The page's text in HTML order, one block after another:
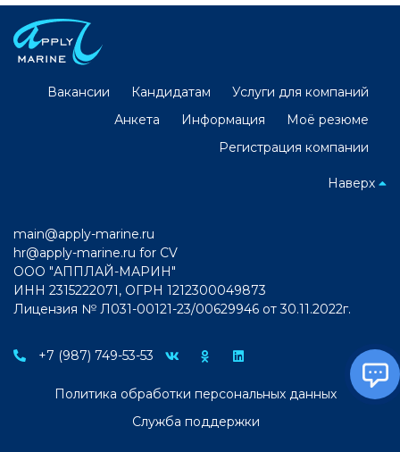
Вакансии Кандидатам
Услуги для компаний
Анкета
Информация
Моё резюме
Регистрация компании
Наверх
main@apply-marine.ru
hr@apply-marine.ru for CV
ООО "АППЛАЙ-МАРИН"
ИНН 2315222071, ОГРН 1212300049873
Лицензия № Л031-00121-23/00629946 от 30.11.2022г.
+7 (987) 749-53-53
Политика обработки персональных данных
Служба поддержки